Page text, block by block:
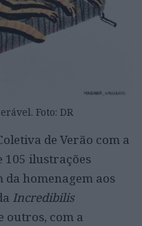
Foto: DR
de Verão com a
105 ilustrações
da homenagem aos
Incredibilis
outros, com a